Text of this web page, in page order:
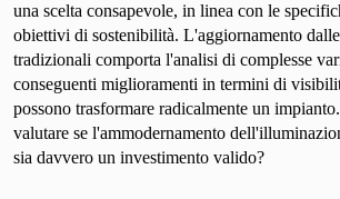
una scelta consapevole, in linea con le
obiettivi di sostenibilità. L'aggiornamento
tradizionali comporta l'analisi di complesse
conseguenti miglioramenti in termini di
possono trasformare radicalmente un
valutare se l'ammodernamento
sia davvero un investimento valido?